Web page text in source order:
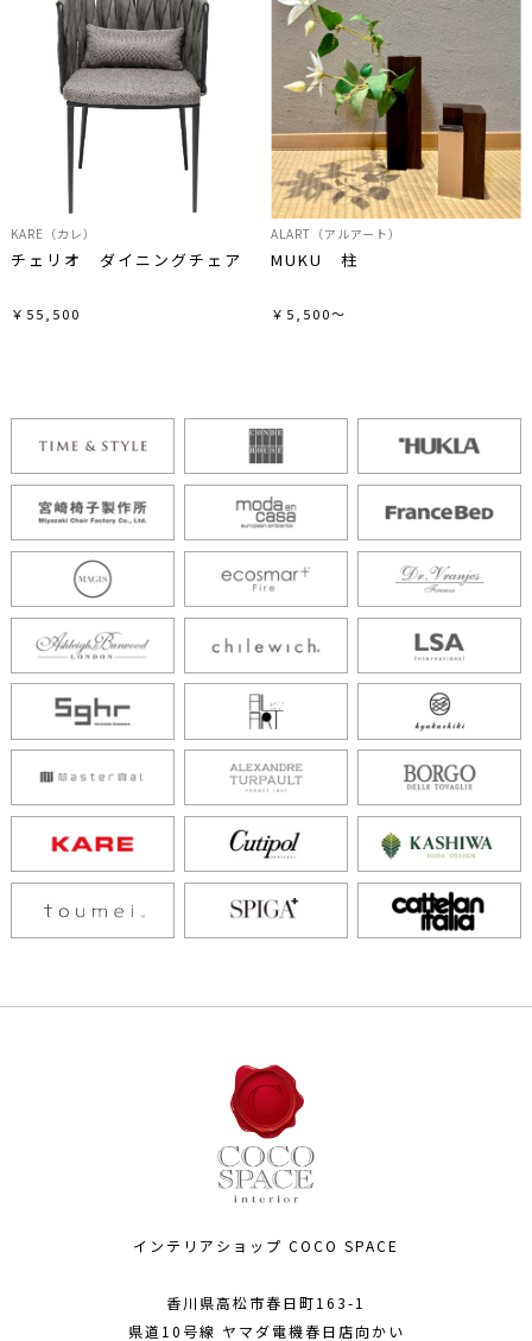
KARE（カレ）
チェリオ ダイニングチェア
￥55,500
ALART（アルアート）
MUKU 柱
￥5,500～
インテリアショップ COCO SPACE
香川県高松市春日町163-1
県道10号線 ヤマダ電機春日店向かい